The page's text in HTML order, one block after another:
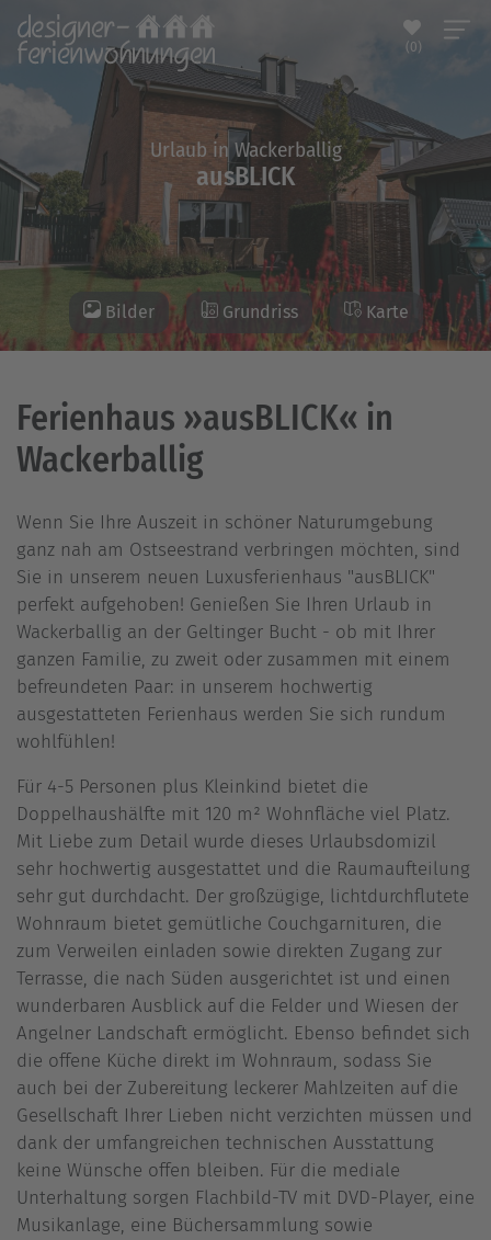
(0)
Urlaub in Wackerballig
ausBLICK
Bilder Grundriss Karte
Ferienhaus »ausBLICK« in
Wackerballig
Wenn Sie Ihre Auszeit in schöner Naturumgebung
ganz nah am Ostseestrand verbringen möchten, sind
Sie in unserem neuen Luxusferienhaus "ausBLICK"
perfekt aufgehoben! Genießen Sie Ihren Urlaub in
Wackerballig an der Geltinger Bucht - ob mit Ihrer
ganzen Familie, zu zweit oder zusammen mit einem
befreundeten Paar: in unserem hochwertig
ausgestatteten Ferienhaus werden Sie sich rundum
wohlfühlen!
Für 4-5 Personen plus Kleinkind bietet die
Doppelhaushälfte mit 120 m² Wohnfläche viel Platz.
Mit Liebe zum Detail wurde dieses Urlaubsdomizil
sehr hochwertig ausgestattet und die Raumaufteilung
sehr gut durchdacht. Der großzügige, lichtdurchflutete
Wohnraum bietet gemütliche Couchgarnituren, die
zum Verweilen einladen sowie direkten Zugang zur
Terrasse, die nach Süden ausgerichtet ist und einen
wunderbaren Ausblick auf die Felder und Wiesen der
Angelner Landschaft ermöglicht. Ebenso befindet sich
die offene Küche direkt im Wohnraum, sodass Sie
auch bei der Zubereitung leckerer Mahlzeiten auf die
Gesellschaft Ihrer Lieben nicht verzichten müssen und
dank der umfangreichen technischen Ausstattung
keine Wünsche offen bleiben. Für die mediale
Unterhaltung sorgen Flachbild-TV mit DVD-Player, eine
Musikanlage, eine Büchersammlung sowie